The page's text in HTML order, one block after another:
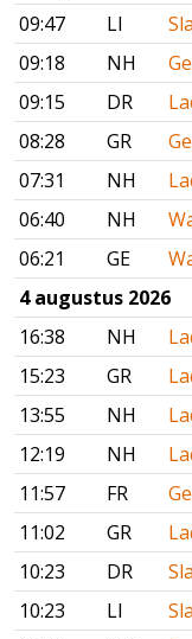
09:47
LI
09:18
NH
09:15
DR
08:28
GR
07:31
NH
06:40
NH
06:21
GE
4 augustus 2026
16:38
NH
15:23
GR
13:55
NH
12:19
NH
11:57
FR
11:02
GR
10:23
DR
10:23
LI